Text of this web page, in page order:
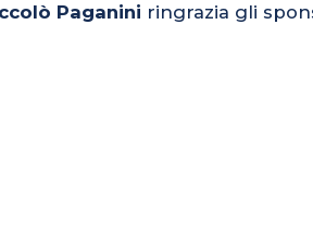
Paganini ringrazia gli